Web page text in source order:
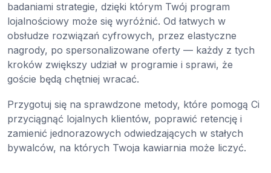
badaniami strategie, dzięki którym Twój program
lojalnościowy może się wyróżnić. Od łatwych w
obsłudze rozwiązań cyfrowych, przez elastyczne
nagrody, po spersonalizowane oferty — każdy z tych
kroków zwiększy udział w programie i sprawi, że
goście będą chętniej wracać.
Przygotuj się na sprawdzone metody, które pomogą Ci
przyciągnąć lojalnych klientów, poprawić retencję i
zamienić jednorazowych odwiedzających w stałych
bywalców, na których Twoja kawiarnia może liczyć.